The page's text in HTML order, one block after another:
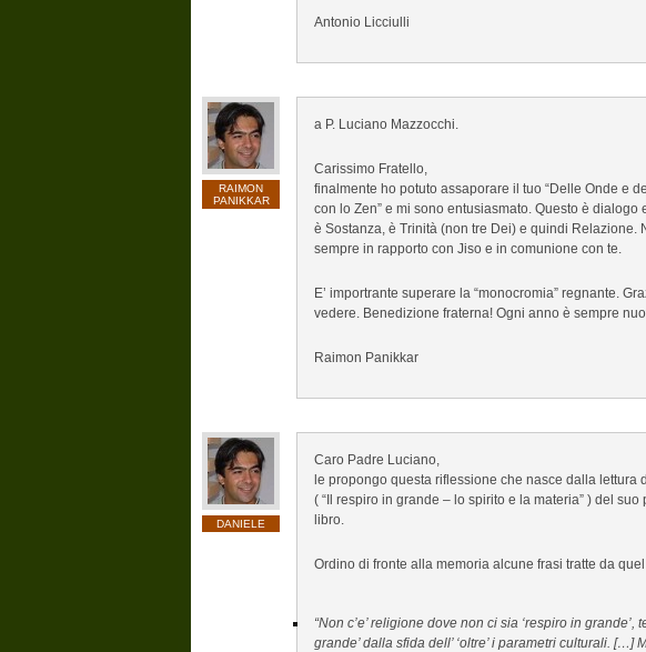
Antonio Licciulli
RAIMON
PANIKKAR
a P. Luciano Mazzocchi.
Carissimo Fratello,
finalmente ho potuto assaporare il tuo “Delle Onde e
con lo Zen” e mi sono entusiasmato. Questo è
è Sostanza, è Trinità (non tre Dei) e quindi
sempre in rapporto con Jiso e in comunione con te.
E’ importrante superare la “monocromia” regnante.
vedere. Benedizione fraterna! Ogni anno è sempre
Raimon Panikkar
DANIELE
Caro Padre Luciano,
le propongo questa riflessione che nasce dalla lettura
( “Il respiro in grande – lo spirito e la materia” ) del suo
libro.
Ordino di fronte alla memoria alcune frasi tratte da
“Non c’e’ religione dove non ci sia ‘respiro in grande’,
grande’ dalla sfida dell’ ‘oltre’ i parametri culturali. […]